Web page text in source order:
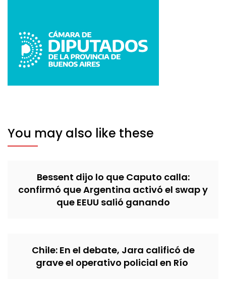
You may also like these
Bessent dijo lo que Caputo calla:
confirmó que Argentina activó el swap y
que EEUU salió ganando
Chile: En el debate, Jara calificó de
grave el operativo policial en Río